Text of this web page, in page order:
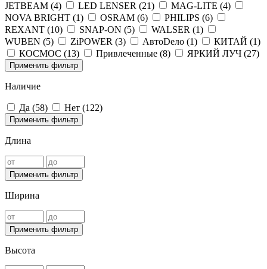
JETBEAM (4) LED LENSER (21) MAG-LITE (4)
NOVA BRIGHT (1) OSRAM (6) PHILIPS (6)
REXANT (10) SNAP-ON (5) WALSER (1)
WUBEN (5) ZiPOWER (3) АвтоDело (1) КИТАЙ (1)
КОСМОС (13) Привлеченные (8) ЯРКИЙ ЛУЧ (27)
Применить фильтр
Наличие
Да (58) Нет (122)
Применить фильтр
Длина
Применить фильтр
Ширина
Применить фильтр
Высота